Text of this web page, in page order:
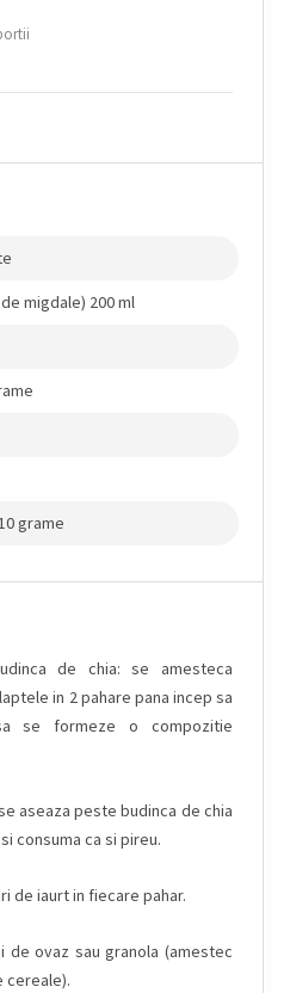
migdale) 200 ml
grame
de chia: se amesteca
in 2 pahare pana incep sa
se formeze o compozitie
aseaza peste budinca de chia
consuma ca si pireu.
de iaurt in fiecare pahar.
de ovaz sau granola (amestec
cereale).